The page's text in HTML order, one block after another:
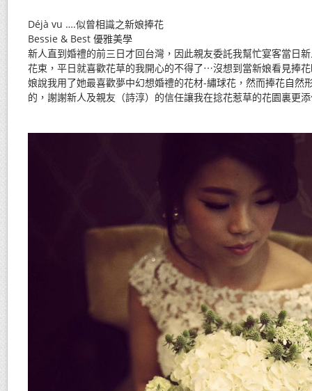
Déjà vu ….似曾相識之新娘捧花
Bessie & Best 優雅美學
新人直到婚禮的前三日才回台灣，因此親友委託我幫忙宴客當日
花束，平日就喜歡花草的我開心的不得了⋯沒想到當新娘看見捧
娘說我用了她最喜歡夢中幻想婚禮的花材-繡球花，然而捧花自然
的，謝謝新人及親友（詩淳）的信任讓我在捻花惹草的花園裏更